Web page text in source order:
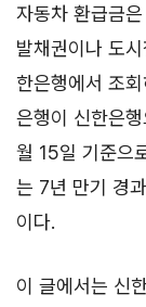
자동차 환급금
발채권이나 도
한은행에서 조
은행이 신한은
월 15일 기준으
는 7년 만기 경
이다.
이 글에서는 신